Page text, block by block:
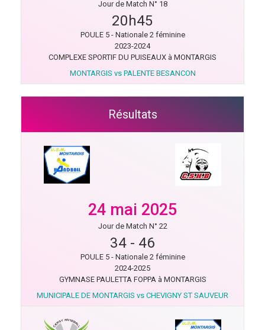
Jour de Match N° 18
20h45
POULE 5 - Nationale 2 féminine
2023-2024
COMPLEXE SPORTIF DU PUISEAUX à MONTARGIS
MONTARGIS vs PALENTE BESANCON
Résultats
24 mai 2025
Jour de Match N° 22
34 - 46
POULE 5 - Nationale 2 féminine
2024-2025
GYMNASE PAULETTA FOPPA à MONTARGIS
MUNICIPALE DE MONTARGIS vs CHEVIGNY ST SAUVEUR